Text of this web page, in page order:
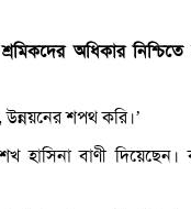
অধিকার নিশ্চিতে
উন্নয়নের শপথ করি।’
হাসিনা বাণী